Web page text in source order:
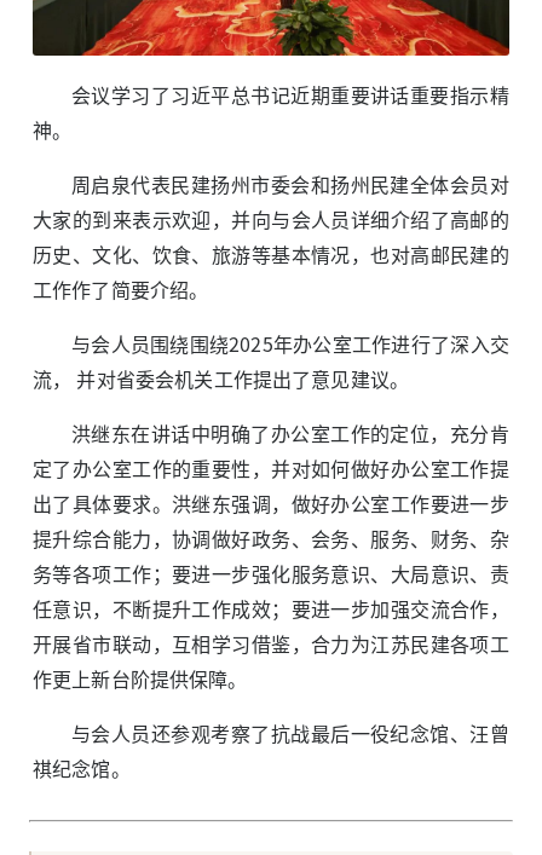
会议学习了习近平总书记近期重要讲话重要指示精
神。
周启泉代表民建扬州市委会和扬州民建全体会员对
大家的到来表示欢迎，并向与会人员详细介绍了高邮的
历史、文化、饮食、旅游等基本情况，也对高邮民建的
工作作了简要介绍。
与会人员围绕围绕2025年办公室工作进行了深入交
流， 并对省委会机关工作提出了意见建议。
洪继东在讲话中明确了办公室工作的定位，充分肯
定了办公室工作的重要性，并对如何做好办公室工作提
出了具体要求。洪继东强调，做好办公室工作要进一步
提升综合能力，协调做好政务、会务、服务、财务、杂
务等各项工作；要进一步强化服务意识、大局意识、责
任意识，不断提升工作成效；要进一步加强交流合作，
开展省市联动，互相学习借鉴，合力为江苏民建各项工
作更上新台阶提供保障。
与会人员还参观考察了抗战最后一役纪念馆、汪曾
祺纪念馆。